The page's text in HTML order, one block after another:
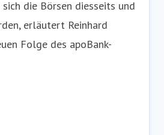
+49 211 5998 154
die Börsen diesseits und
erläutert Reinhard
Folge des apoBank-